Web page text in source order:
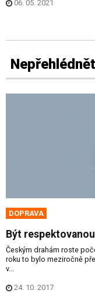
06. 05. 2021
DOPRAVA
Být
Českým drahám roste
roku to bylo meziročně
v...
24. 10. 2017